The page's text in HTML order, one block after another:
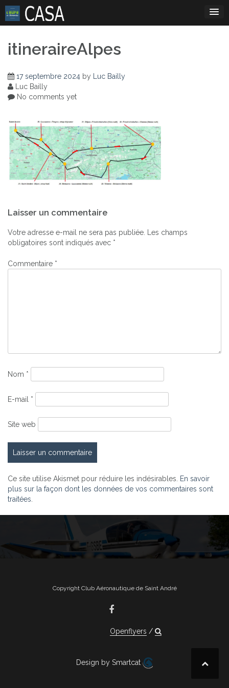
Skip
content
itineraireAlpes
17 septembre 2024 by Luc Bailly
Luc Bailly
No comments yet
de
l’article
Laisser un commentaire
Votre adresse e-mail ne sera pas publiée. Les champs
obligatoires sont indiqués avec *
Commentaire *
Nom *
E-mail *
Site web
Ce site utilise Akismet pour réduire les indésirables. En savoir
plus sur la façon dont les données de vos commentaires sont
traitées
Copyright Club Aéronautique de Saint André
Openflyers
Design by Smartcat